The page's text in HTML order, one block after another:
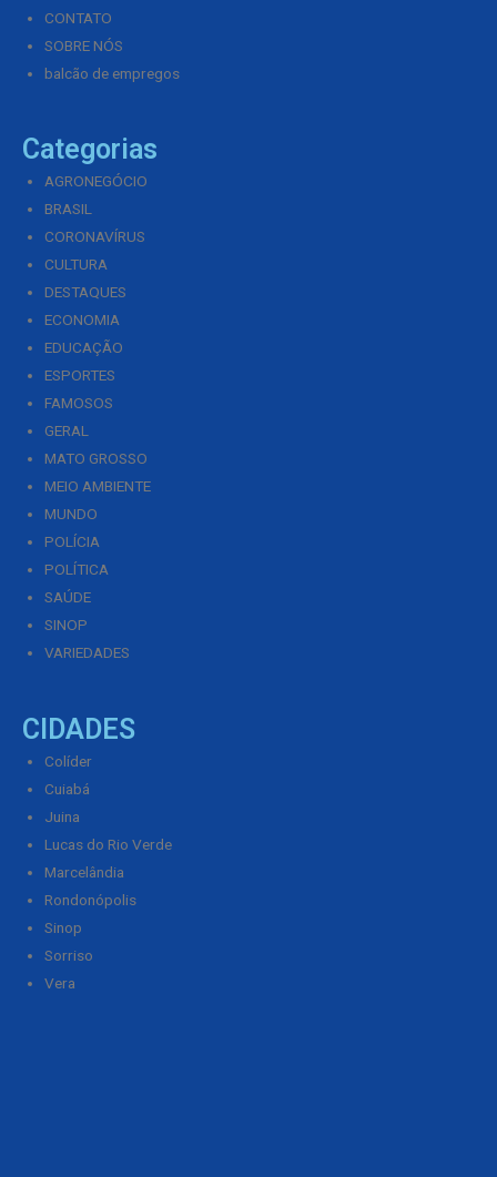
CONTATO
SOBRE NÓS
balcão de empregos
Categorias
AGRONEGÓCIO
BRASIL
CORONAVÍRUS
CULTURA
DESTAQUES
ECONOMIA
EDUCAÇÃO
ESPORTES
FAMOSOS
GERAL
MATO GROSSO
MEIO AMBIENTE
MUNDO
POLÍCIA
POLÍTICA
SAÚDE
SINOP
VARIEDADES
CIDADES
Colíder
Cuiabá
Juina
Lucas do Rio Verde
Marcelândia
Rondonópolis
Sinop
Sorriso
Vera